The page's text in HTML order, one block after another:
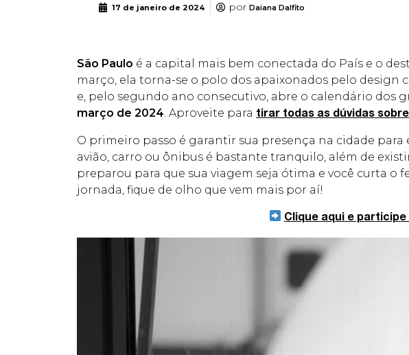
17 de janeiro de 2024 porDaiana Dalfito
São Paulo é a capital mais bem conectada do País e o
março, ela torna-se o polo dos apaixonados pelo design
e, pelo segundo ano consecutivo, abre o calendário dos
março de 2024. Aproveite para tirar todas as dúvidas
O primeiro passo é garantir sua presença na cidade para
avião, carro ou ônibus é bastante tranquilo, além de
preparou para que sua viagem seja ótima e você curta o
jornada, fique de olho que vem mais por aí!
Clique aqui e